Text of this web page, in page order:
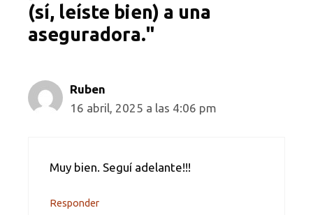
(sí, leíste bien) a una
aseguradora."
Ruben
16 abril, 2025 a las 4:06 pm
Muy bien. Seguí adelante!!!
Responder